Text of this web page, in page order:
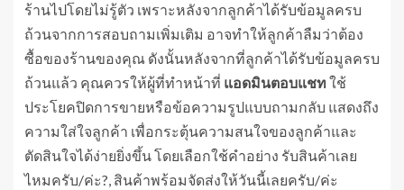
ร้านไปโดยไม่รู้ตัว เพราะหลังจากลูกค้าได้รับข้อมูลครบ
ถ้วนจากการสอบถามเพิ่มเติม อาจทำให้ลูกค้าลืมว่าต้อง
ซื้อของร้านของคุณ ดังนั้นหลังจากที่ลูกค้าได้รับข้อมูลครบ
ถ้วนแล้ว คุณควรให้ผู้ที่ทำหน้าที่ แอดมินตอบแชทใช้
ประโยคปิดการขายหรือข้อความรูปแบบถามกลับ แสดงถึง
ความใส่ใจลูกค้า เพื่อกระตุ้นความสนใจของลูกค้าและ
ตัดสินใจได้ง่ายยิ่งขึ้น โดยเลือกใช้คำอย่าง รับสินค้าเลย
ไหมครับ/ค่ะ?, สินค้าพร้อมจัดส่งให้วันนี้เลยครับ/ค่ะ